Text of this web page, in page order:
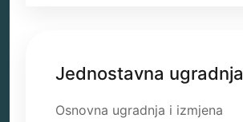
Jednostavna ugradnja
Osnovna ugradnja i izmjena